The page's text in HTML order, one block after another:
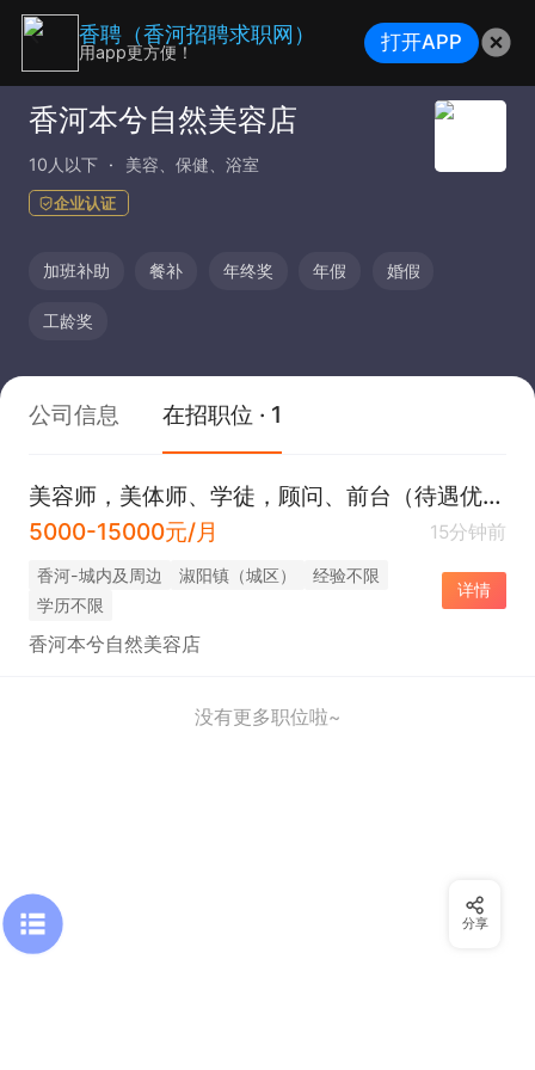
香河本兮自然美容店
10人以下 美容、保健、浴室
企业认证
加班补助 餐补 年终奖 年假 婚假
工龄奖
公司信息 在招职位 · 1
美容师，美体师、学徒，顾问、前台（待遇优厚，有公休）不要学生
5000-15000元/月
15分钟前
香河-城内及周边 淑阳镇（城区）
经验不限
学历不限
详情
香河本兮自然美容店
没有更多职位啦~
分享
香聘（香河招聘求职网）
用app更方便！ 打开APP